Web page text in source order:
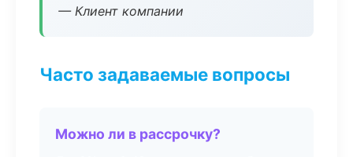
— Клиент компании
Часто задаваемые вопросы
Можно ли в рассрочку?